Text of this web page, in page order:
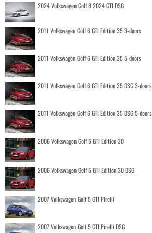
2024 Volkswagen Golf 8 2024 GTI DSG
2011 Volkswagen Golf 6 GTI Edition 35 3-doors
2011 Volkswagen Golf 6 GTI Edition 35 5-doors
2011 Volkswagen Golf 6 GTI Edition 35 DSG 3-doors
2011 Volkswagen Golf 6 GTI Edition 35 DSG 5-doors
2006 Volkswagen Golf 5 GTI Edition 30
2006 Volkswagen Golf 5 GTI Edition 30 DSG
2007 Volkswagen Golf 5 GTI Pirelli
2007 Volkswagen Golf 5 GTI Pirelli DSG